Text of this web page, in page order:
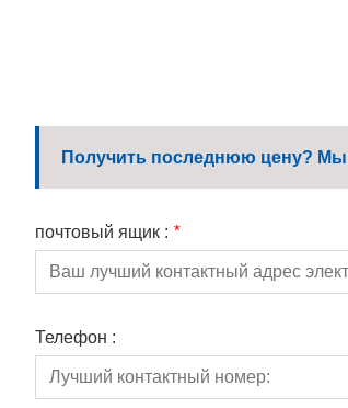
Получить последнюю цену? Мы
почтовый ящик : *
Телефон :